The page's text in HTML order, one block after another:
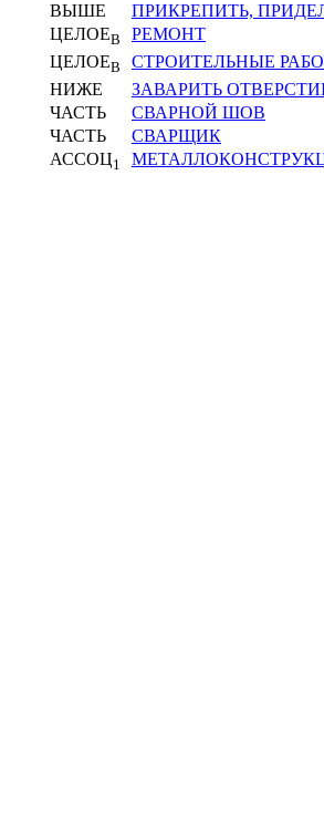
ВЫШЕ
ПРИКРЕПИТЬ,
ЦЕЛОЕВ
РЕМОНТ
ЦЕЛОЕВ
СТРОИТЕЛЬНЫЕ
НИЖЕ
ЗАВАРИТЬ
ЧАСТЬ
СВАРНОЙ ШОВ
ЧАСТЬ
СВАРЩИК
АССОЦ1